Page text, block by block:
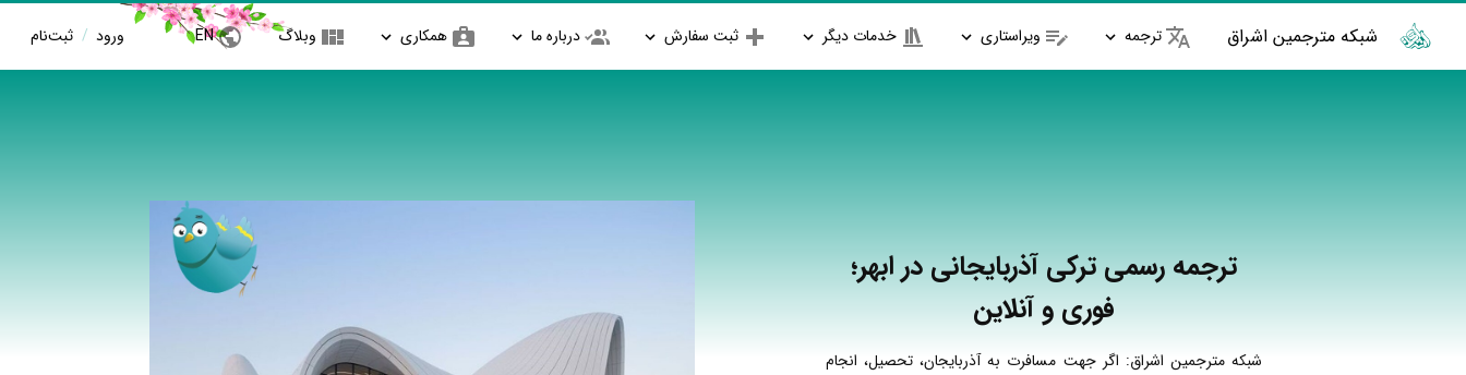
شبکه مترجمین اشراق ترجمه ویراستاری خدمات دیگر ثبت سفارش درباره ما همکاری وبلاگ EN ورود / ثبت‌نام
ترجمه رسمی ترکی آذربایجانی در ابهر؛
فوری و آنلاین
شبکه مترجمین اشراق: اگر جهت مسافرت به آذربایجان، تحصیل، انجام